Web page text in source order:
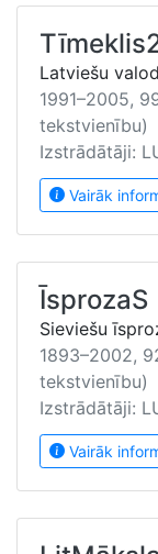
Latviešu
1991–2005,
tekstvienību)
Izstrādātāji:
Vairāk
ĪsprozaS
Sieviešu
1893–2002,
tekstvienību)
Izstrādātāji:
Vairāk